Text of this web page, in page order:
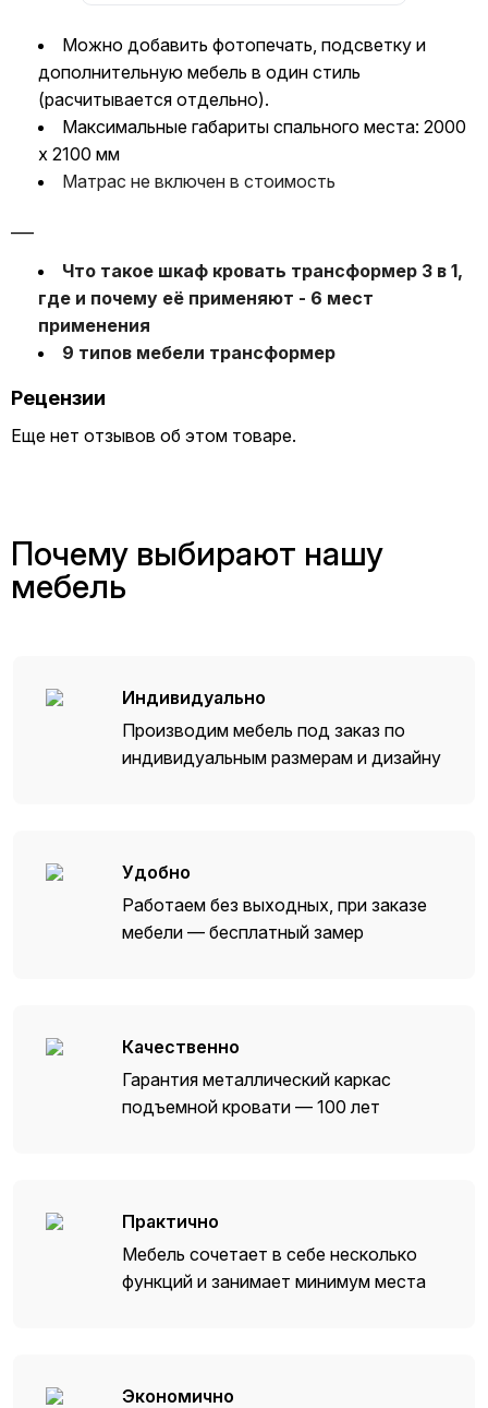
Можно добавить фотопечать, подсветку и
дополнительную мебель в один стиль
(расчитывается отдельно).
Максимальные габариты спального места: 2000
x 2100 мм
Матрас не включен в стоимость
Что такое шкаф кровать трансформер 3 в 1,
где и почему её применяют - 6 мест
применения
9 типов мебели трансформер
Рецензии
Еще нет отзывов об этом товаре.
Почему выбирают нашу
мебель
Индивидуально
Производим мебель под заказ по
индивидуальным размерам и дизайну
Удобно
Работаем без выходных, при заказе
мебели — бесплатный замер
Качественно
Гарантия металлический каркас
подъемной кровати — 100 лет
Практично
Мебель сочетает в себе несколько
функций и занимает минимум места
Экономично